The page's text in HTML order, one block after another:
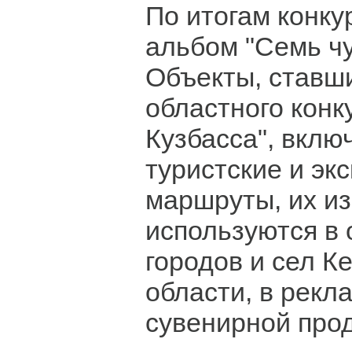
По итогам
альбом "Семь
Объекты,
областного
Кузбасса",
туристские и
маршруты, их
используются
городов и сел
области, в
сувенирной